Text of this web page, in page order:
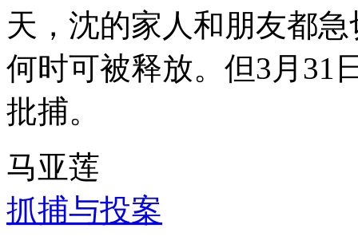
天，沈的家人和朋友都
何时可被释放。但3月31
批捕。
马亚莲
抓捕与投案